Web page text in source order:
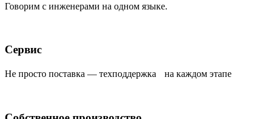
Говорим с инженерами на одном языке.
Сервис
Не просто поставка — техподдержка на каждом этапе